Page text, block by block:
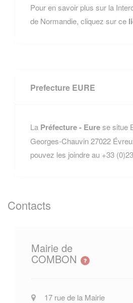
Pour en savoir plus sur la
de Normandie, cliquez sur ce
Prefecture EURE
La Préfecture - Eurese situe
Georges-Chauvin 27022
pouvez les joindre au +33
Contacts
Mairie de
COMBON
17 rue de la Mairie